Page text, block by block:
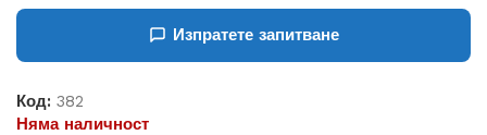
Изпратете запитване
Код:382
Няма наличност